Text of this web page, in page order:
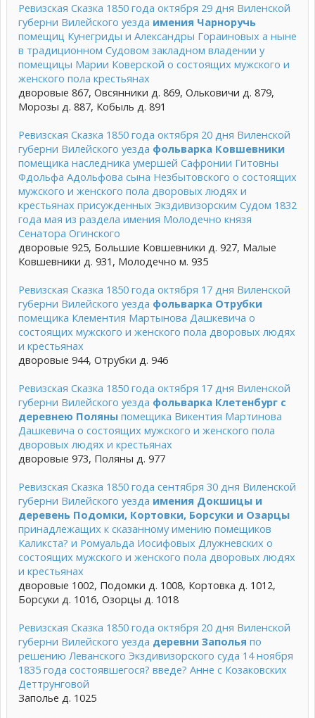
Ревизская Сказка 1850 года октября 29 дня Виленской
губерни Вилейского уезда имения Чарноручь
помещиц Кунегриды и Александры Гораиновых а ныне
в традиционном Судовом закладном владении у
помещицы Марии Коверской о состоящих мужского и
женского пола крестьянах
дворовые 867, Овсянники д. 869, Ольковичи д. 879,
Морозы д. 887, Кобыль д. 891
Ревизская Сказка 1850 года октября 20 дня Виленской
губерни Вилейского уезда фольварка Ковшевники
помещика наследника умершей Сафронии Гитовны
Фдольфа Адольфова сына Незбытовского о состоящих
мужского и женского пола дворовых людях и
крестьянах присужденных Экздивизорским Судом 1832
года мая из раздела имения Молодечно князя
Сенатора Огинского
дворовые 925, Большие Ковшевники д. 927, Малые
Ковшевники д. 931, Молодечно м. 935
Ревизская Сказка 1850 года октября 17 дня Виленской
губерни Вилейского уезда фольварка Отрубки
помещика Клементия Мартынова Дашкевича о
состоящих мужского и женского пола дворовых людях
и крестьянах
дворовые 944, Отрубки д. 946
Ревизская Сказка 1850 года октября 17 дня Виленской
губерни Вилейского уезда фольварка Клетенбург с
деревнею Поляны помещика Викентия Мартинова
Дашкевича о состоящих мужского и женского пола
дворовых людях и крестьянах
дворовые 973, Поляны д. 977
Ревизская Сказка 1850 года сентября 30 дня Виленской
губерни Вилейского уезда имения Докшицы и
деревень Подомки, Кортовки, Борсуки и Озарцы
принадлежащих к сказанному имению помещиков
Каликста? и Ромуальда Иосифовых Длужневских о
состоящих мужского и женского пола дворовых людях
и крестьянах
дворовые 1002, Подомки д. 1008, Кортовка д. 1012,
Борсуки д. 1016, Озорцы д. 1018
Ревизская Сказка 1850 года октября 20 дня Виленской
губерни Вилейского уезда деревни Заполья по
решению Леванского Экздивизорского суда 14 ноября
1835 года состоявшегося? введе? Анне с Козаковских
Деттрунговой
Заполье д. 1025